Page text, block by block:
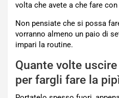
volta che avete a che fare con
Non pensiate che si possa
vorranno almeno un paio di
impari la routine.
Quante volte
per fargli fare la